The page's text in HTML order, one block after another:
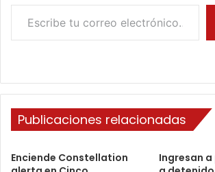
Escribe tu correo electrónico…
Publicaciones relacionadas
Enciende Constellation
Ingresan